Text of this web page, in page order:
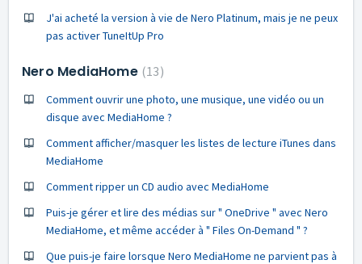
J'ai acheté la version à vie de Nero Platinum, mais je ne peux
pas activer TuneItUp Pro
Nero MediaHome 13
Comment ouvrir une photo, une musique, une vidéo ou un
disque avec MediaHome ?
Comment afficher/masquer les listes de lecture iTunes dans
MediaHome
Comment ripper un CD audio avec MediaHome
Puis-je gérer et lire des médias sur " OneDrive " avec Nero
MediaHome, et même accéder à " Files On-Demand " ?
Que puis-je faire lorsque Nero MediaHome ne parvient pas à